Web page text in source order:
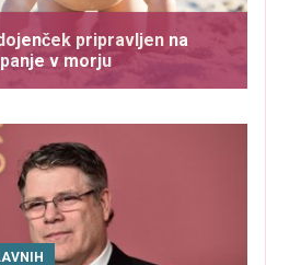
pripravljen na
v morju